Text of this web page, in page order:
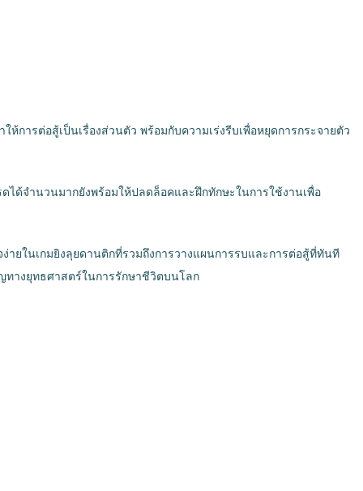
การต่อสู้เป็นเรื่องส่วนตัว พร้อมกับความเร่งรีบเพื่อหยุดการกระจายตัว
ได้จำนวนมากยังพร้อมให้ปลดล็อคและฝึกทักษะในการใช้งานเพื่อ
ยในเกมยิงลุยดานติกที่รวมถึงการวางแผนการรบและการต่อสู้ที่ทันที
ทางยุทธศาสตร์ในการรักษาชีวิตบนโลก